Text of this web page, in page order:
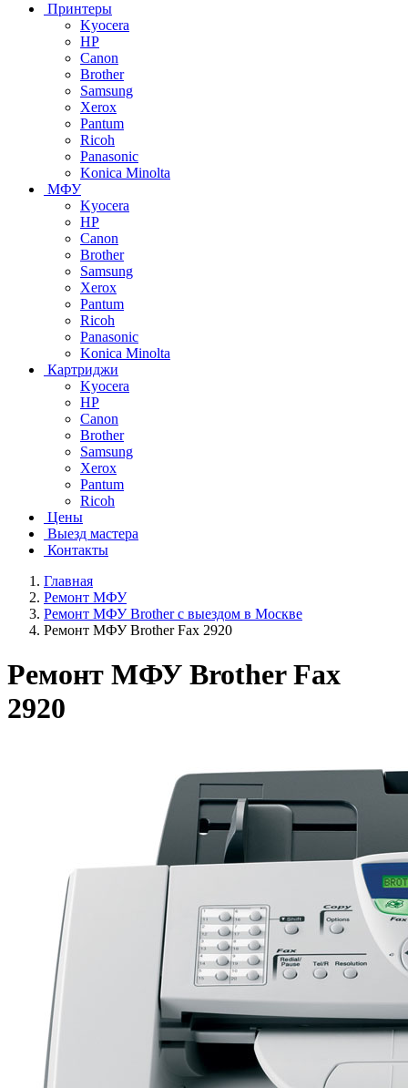
Принтеры
Kyocera
HP
Canon
Brother
Samsung
Xerox
Pantum
Ricoh
Panasonic
Konica Minolta
МФУ
Kyocera
HP
Canon
Brother
Samsung
Xerox
Pantum
Ricoh
Panasonic
Konica Minolta
Картриджи
Kyocera
HP
Canon
Brother
Samsung
Xerox
Pantum
Ricoh
Цены
Выезд мастера
Контакты
Главная
Ремонт МФУ
Ремонт МФУ Brother с выездом в Москве
Ремонт МФУ Brother Fax 2920
Ремонт МФУ Brother Fax
2920